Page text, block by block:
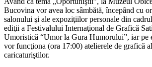
Bucovina vor avea loc sâmbătă, începând cu
salonului şi ale expoziţiilor personale din
ediţii a Festivalului Internaţional de Grafică
Umoristică “Umor la Gura Humorului”, iar pe
vor funcţiona (ora 17:00) atelierele de grafică
caricaturiştilor.